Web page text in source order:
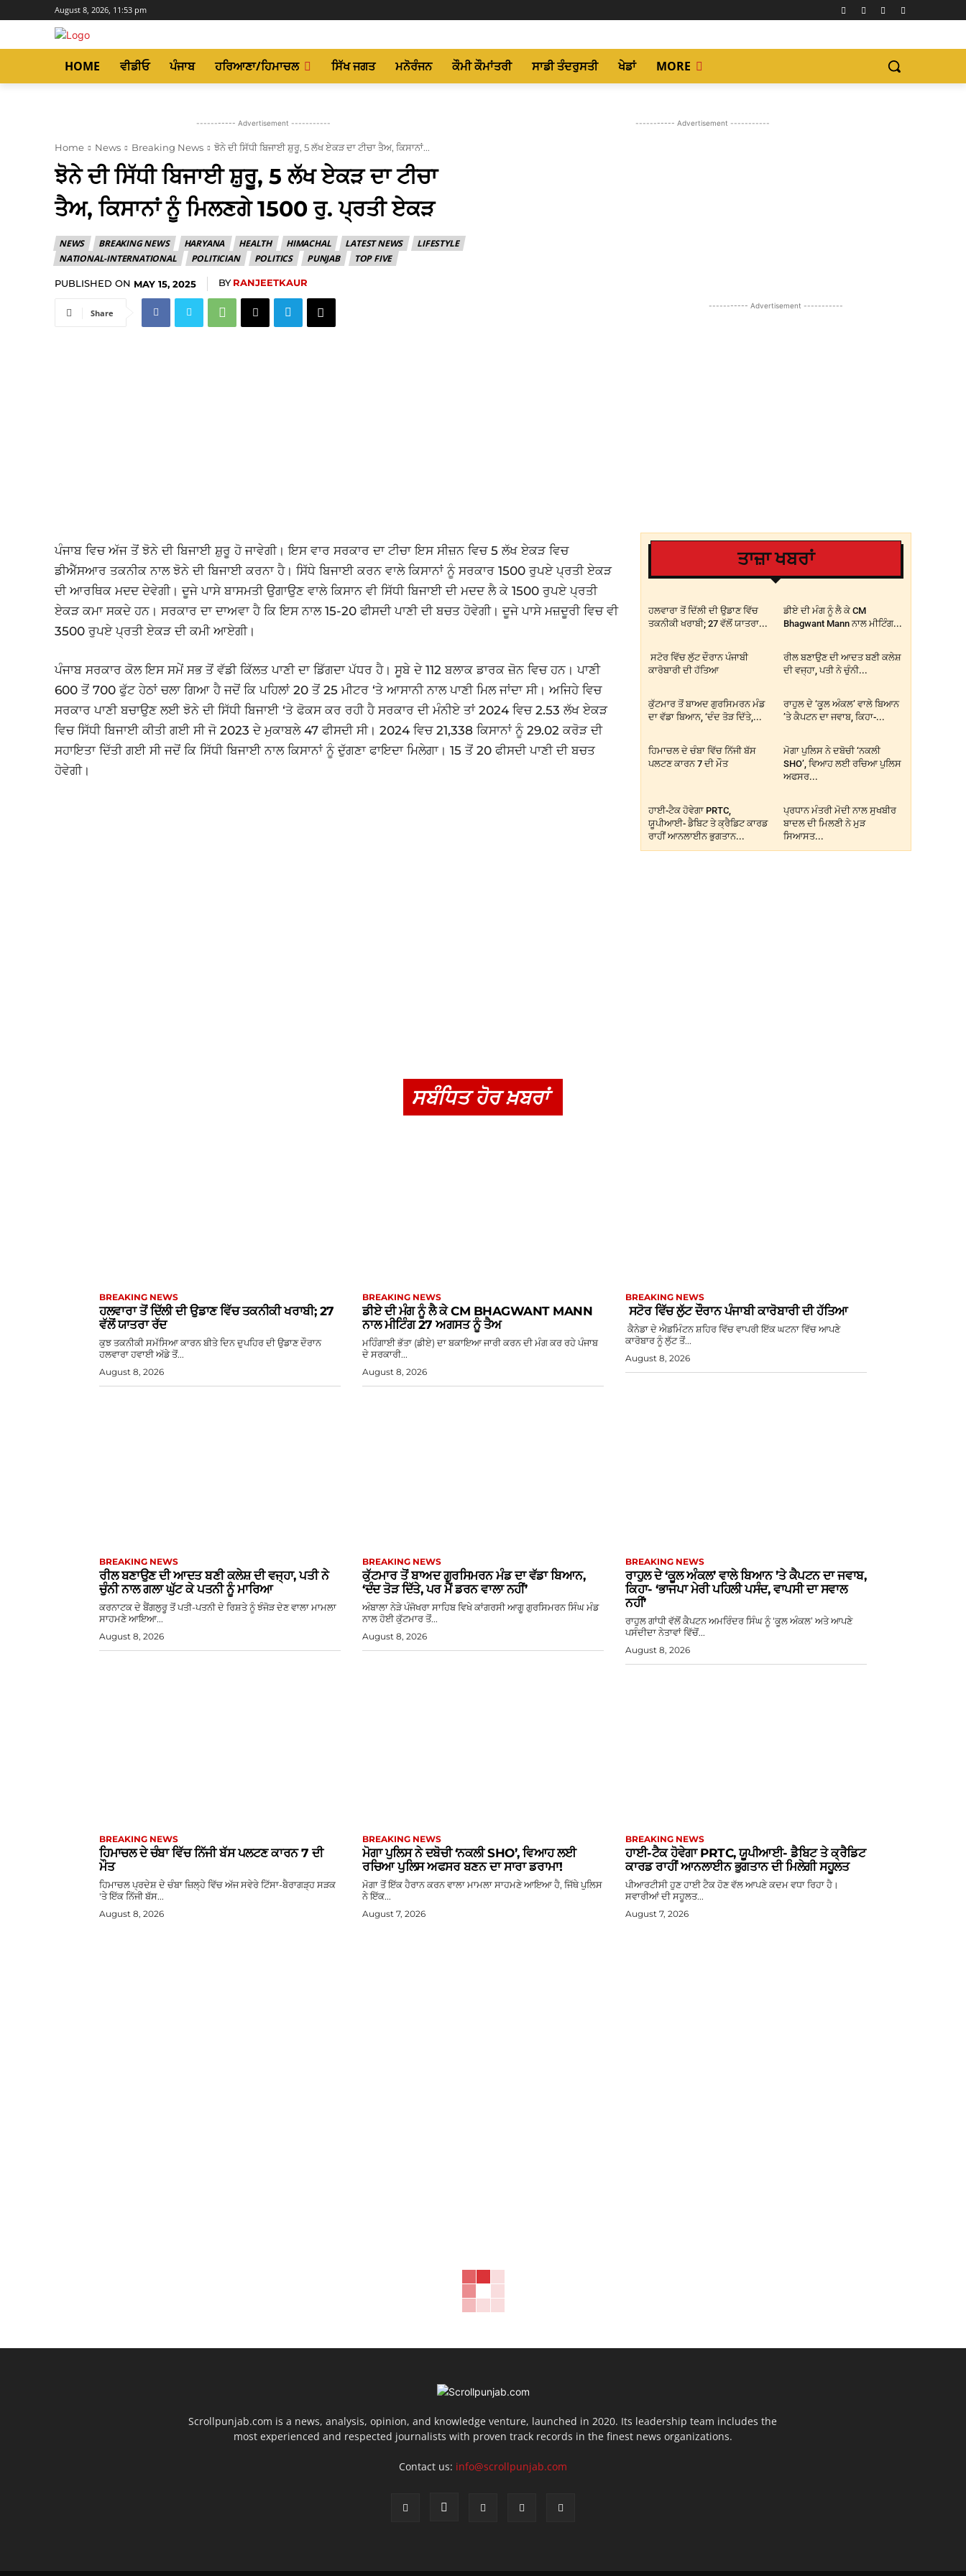
August 8, 2026, 11:53 pm
HOME ਵੀਡੀਓ ਪੰਜਾਬ ਹਰਿਆਣਾ/ਹਿਮਾਚਲ ਸਿੱਖ ਜਗਤ ਮਨੋਰੰਜਨ ਕੌਮੀ ਕੌਮਾਂਤਰੀ ਸਾਡੀ ਤੰਦਰੁਸਤੀ ਖੇਡਾਂ MORE
----------- Advertisement -----------
Home News Breaking News ਝੋਨੇ ਦੀ ਸਿੱਧੀ ਬਿਜਾਈ ਸ਼ੁਰੂ, 5 ਲੱਖ ਏਕੜ ਦਾ ਟੀਚਾ ਤੈਅ, ਕਿਸਾਨਾਂ...
ਝੋਨੇ ਦੀ ਸਿੱਧੀ ਬਿਜਾਈ ਸ਼ੁਰੂ, 5 ਲੱਖ ਏਕੜ ਦਾ ਟੀਚਾ
ਤੈਅ, ਕਿਸਾਨਾਂ ਨੂੰ ਮਿਲਣਗੇ 1500 ਰੁ. ਪ੍ਰਤੀ ਏਕੜ
NEWS BREAKING NEWS HARYANA HEALTH HIMACHAL LATEST NEWS
LIFESTYLE
NATIONAL-INTERNATIONAL
POLITICIAN POLITICS PUNJAB TOP FIVE
PUBLISHED ON MAY 15, 2025 BY RANJEETKAUR
----------- Advertisement -----------
Share
ਪੰਜਾਬ ਵਿਚ ਅੱਜ ਤੋਂ ਝੋਨੇ ਦੀ ਬਿਜਾਈ ਸ਼ੁਰੂ ਹੋ ਜਾਵੇਗੀ। ਇਸ ਵਾਰ ਸਰਕਾਰ ਦਾ ਟੀਚਾ ਇਸ ਸੀਜ਼ਨ ਵਿਚ 5 ਲੱਖ ਏਕੜ ਵਿਚ
ਡੀਐੱਸਆਰ ਤਕਨੀਕ ਨਾਲ ਝੋਨੇ ਦੀ ਬਿਜਾਈ ਕਰਨਾ ਹੈ। ਸਿੱਧੇ ਬਿਜਾਈ ਕਰਨ ਵਾਲੇ ਕਿਸਾਨਾਂ ਨੂੰ ਸਰਕਾਰ 1500 ਰੁਪਏ ਪ੍ਰਤੀ ਏਕੜ
ਦੀ ਆਰਥਿਕ ਮਦਦ ਦੇਵੇਗੀ। ਦੂਜੇ ਪਾਸੇ ਬਾਸਮਤੀ ਉਗਾਉਣ ਵਾਲੇ ਕਿਸਾਨ ਵੀ ਸਿੱਧੀ ਬਿਜਾਈ ਦੀ ਮਦਦ ਲੈ ਕੇ 1500 ਰੁਪਏ ਪ੍ਰਤੀ
ਏਕੜ ਕਮਾ ਸਕਦੇ ਹਨ। ਸਰਕਾਰ ਦਾ ਦਾਅਵਾ ਹੈ ਕਿ ਇਸ ਨਾਲ 15-20 ਫੀਸਦੀ ਪਾਣੀ ਦੀ ਬਚਤ ਹੋਵੇਗੀ। ਦੂਜੇ ਪਾਸੇ ਮਜ਼ਦੂਰੀ ਵਿਚ ਵੀ
3500 ਰੁਪਏ ਪ੍ਰਤੀ ਏਕੜ ਦੀ ਕਮੀ ਆਏਗੀ।
ਪੰਜਾਬ ਸਰਕਾਰ ਕੋਲ ਇਸ ਸਮੇਂ ਸਭ ਤੋਂ ਵੱਡੀ ਕਿੱਲਤ ਪਾਣੀ ਦਾ ਡਿੱਗਦਾ ਪੱਧਰ ਹੈ। ਸੂਬੇ ਦੇ 112 ਬਲਾਕ ਡਾਰਕ ਜ਼ੋਨ ਵਿਚ ਹਨ। ਪਾਣੀ
600 ਤੋਂ 700 ਫੁੱਟ ਹੇਠਾਂ ਚਲਾ ਗਿਆ ਹੈ ਜਦੋਂ ਕਿ ਪਹਿਲਾਂ 20 ਤੋਂ 25 ਮੀਟਰ ‘ਤੇ ਆਸਾਨੀ ਨਾਲ ਪਾਣੀ ਮਿਲ ਜਾਂਦਾ ਸੀ। ਅਜਿਹੇ ਵਿਚ
ਸਰਕਾਰ ਪਾਣੀ ਬਚਾਉਣ ਲਈ ਝੋਨੇ ਦੀ ਸਿੱਧੀ ਬਿਜਾਈ ‘ਤੇ ਫੋਕਸ ਕਰ ਰਹੀ ਹੈ ਸਰਕਾਰ ਦੀ ਮੰਨੀਏ ਤਾਂ 2024 ਵਿਚ 2.53 ਲੱਖ ਏਕੜ
ਵਿਚ ਸਿੱਧੀ ਬਿਜਾਈ ਕੀਤੀ ਗਈ ਸੀ ਜੋ 2023 ਦੇ ਮੁਕਾਬਲੇ 47 ਫੀਸਦੀ ਸੀ। 2024 ਵਿਚ 21,338 ਕਿਸਾਨਾਂ ਨੂੰ 29.02 ਕਰੋੜ ਦੀ
ਸਹਾਇਤਾ ਦਿੱਤੀ ਗਈ ਸੀ ਜਦੋਂ ਕਿ ਸਿੱਧੀ ਬਿਜਾਈ ਨਾਲ ਕਿਸਾਨਾਂ ਨੂੰ ਦੁੱਗਣਾ ਫਾਇਦਾ ਮਿਲੇਗਾ। 15 ਤੋਂ 20 ਫੀਸਦੀ ਪਾਣੀ ਦੀ ਬਚਤ
ਹੋਵੇਗੀ।
----------- Advertisement -----------
ਤਾਜ਼ਾ ਖਬਰਾਂ
ਹਲਵਾਰਾ ਤੋਂ ਦਿੱਲੀ ਦੀ ਉਡਾਣ ਵਿੱਚ
ਤਕਨੀਕੀ ਖਰਾਬੀ; 27 ਵੱਲੋਂ ਯਾਤਰਾ...
ਡੀਏ ਦੀ ਮੰਗ ਨੂੰ ਲੈ ਕੇ CM
Bhagwant Mann ਨਾਲ ਮੀਟਿੰਗ...
ਸਟੋਰ ਵਿੱਚ ਲੁੱਟ ਦੌਰਾਨ ਪੰਜਾਬੀ
ਕਾਰੋਬਾਰੀ ਦੀ ਹੱਤਿਆ
ਰੀਲ ਬਣਾਉਣ ਦੀ ਆਦਤ ਬਣੀ ਕਲੇਸ਼
ਦੀ ਵਜ੍ਹਾ, ਪਤੀ ਨੇ ਚੁੰਨੀ...
ਕੁੱਟਮਾਰ ਤੋਂ ਬਾਅਦ ਗੁਰਸਿਮਰਨ ਮੰਡ
ਦਾ ਵੱਡਾ ਬਿਆਨ, ‘ਦੰਦ ਤੋੜ ਦਿੱਤੇ,...
ਰਾਹੁਲ ਦੇ ‘ਕੂਲ ਅੰਕਲ’ ਵਾਲੇ ਬਿਆਨ
’ਤੇ ਕੈਪਟਨ ਦਾ ਜਵਾਬ, ਕਿਹਾ-...
ਹਿਮਾਚਲ ਦੇ ਚੰਬਾ ਵਿੱਚ ਨਿੱਜੀ ਬੱਸ
ਪਲਟਣ ਕਾਰਨ 7 ਦੀ ਮੌਤ
ਮੋਗਾ ਪੁਲਿਸ ਨੇ ਦਬੋਚੀ ‘ਨਕਲੀ
SHO’, ਵਿਆਹ ਲਈ ਰਚਿਆ ਪੁਲਿਸ
ਅਫਸਰ...
ਹਾਈ-ਟੈਕ ਹੋਵੇਗਾ PRTC,
ਯੂਪੀਆਈ- ਡੈਬਿਟ ਤੇ ਕ੍ਰੈਡਿਟ ਕਾਰਡ
ਰਾਹੀਂ ਆਨਲਾਈਨ ਭੁਗਤਾਨ...
ਪ੍ਰਧਾਨ ਮੰਤਰੀ ਮੋਦੀ ਨਾਲ ਸੁਖਬੀਰ
ਬਾਦਲ ਦੀ ਮਿਲਣੀ ਨੇ ਮੁੜ
ਸਿਆਸਤ...
ਸਬੰਧਿਤ ਹੋਰ ਖ਼ਬਰਾਂ
BREAKING NEWS
ਹਲਵਾਰਾ ਤੋਂ ਦਿੱਲੀ ਦੀ ਉਡਾਣ ਵਿੱਚ ਤਕਨੀਕੀ ਖਰਾਬੀ; 27
ਵੱਲੋਂ ਯਾਤਰਾ ਰੱਦ
ਕੁਝ ਤਕਨੀਕੀ ਸਮੱਸਿਆ ਕਾਰਨ ਬੀਤੇ ਦਿਨ ਦੁਪਹਿਰ ਦੀ ਉਡਾਣ ਦੌਰਾਨ
ਹਲਵਾਰਾ ਹਵਾਈ ਅੱਡੇ ਤੋਂ...
August 8, 2026
BREAKING NEWS
ਡੀਏ ਦੀ ਮੰਗ ਨੂੰ ਲੈ ਕੇ CM BHAGWANT MANN
ਨਾਲ ਮੀਟਿੰਗ 27 ਅਗਸਤ ਨੂੰ ਤੈਅ
ਮਹਿੰਗਾਈ ਭੱਤਾ (ਡੀਏ) ਦਾ ਬਕਾਇਆ ਜਾਰੀ ਕਰਨ ਦੀ ਮੰਗ ਕਰ ਰਹੇ ਪੰਜਾਬ
ਦੇ ਸਰਕਾਰੀ...
August 8, 2026
BREAKING NEWS
ਸਟੋਰ ਵਿੱਚ ਲੁੱਟ ਦੌਰਾਨ ਪੰਜਾਬੀ ਕਾਰੋਬਾਰੀ ਦੀ ਹੱਤਿਆ
ਕੈਨੇਡਾ ਦੇ ਐਡਮਿੰਟਨ ਸ਼ਹਿਰ ਵਿੱਚ ਵਾਪਰੀ ਇੱਕ ਘਟਨਾ ਵਿੱਚ ਆਪਣੇ
ਕਾਰੋਬਾਰ ਨੂੰ ਲੁੱਟ ਤੋਂ...
August 8, 2026
BREAKING NEWS
ਰੀਲ ਬਣਾਉਣ ਦੀ ਆਦਤ ਬਣੀ ਕਲੇਸ਼ ਦੀ ਵਜ੍ਹਾ, ਪਤੀ ਨੇ
ਚੁੰਨੀ ਨਾਲ ਗਲਾ ਘੁੱਟ ਕੇ ਪਤਨੀ ਨੂੰ ਮਾਰਿਆ
ਕਰਨਾਟਕ ਦੇ ਬੈਂਗਲੁਰੂ ਤੋਂ ਪਤੀ-ਪਤਨੀ ਦੇ ਰਿਸ਼ਤੇ ਨੂੰ ਝੰਜੋੜ ਦੇਣ ਵਾਲਾ ਮਾਮਲਾ
ਸਾਹਮਣੇ ਆਇਆ...
August 8, 2026
BREAKING NEWS
ਕੁੱਟਮਾਰ ਤੋਂ ਬਾਅਦ ਗੁਰਸਿਮਰਨ ਮੰਡ ਦਾ ਵੱਡਾ ਬਿਆਨ,
‘ਦੰਦ ਤੋੜ ਦਿੱਤੇ, ਪਰ ਮੈਂ ਡਰਨ ਵਾਲਾ ਨਹੀਂ’
ਅੰਬਾਲਾ ਨੇੜੇ ਪੰਜੋਖਰਾ ਸਾਹਿਬ ਵਿਖੇ ਕਾਂਗਰਸੀ ਆਗੂ ਗੁਰਸਿਮਰਨ ਸਿੰਘ ਮੰਡ
ਨਾਲ ਹੋਈ ਕੁੱਟਮਾਰ ਤੋਂ...
August 8, 2026
BREAKING NEWS
ਰਾਹੁਲ ਦੇ ‘ਕੂਲ ਅੰਕਲ’ ਵਾਲੇ ਬਿਆਨ ’ਤੇ ਕੈਪਟਨ ਦਾ ਜਵਾਬ,
ਕਿਹਾ- ‘ਭਾਜਪਾ ਮੇਰੀ ਪਹਿਲੀ ਪਸੰਦ, ਵਾਪਸੀ ਦਾ ਸਵਾਲ
ਨਹੀਂ’
ਰਾਹੁਲ ਗਾਂਧੀ ਵੱਲੋਂ ਕੈਪਟਨ ਅਮਰਿੰਦਰ ਸਿੰਘ ਨੂੰ ‘ਕੂਲ ਅੰਕਲ’ ਅਤੇ ਆਪਣੇ
ਪਸੰਦੀਦਾ ਨੇਤਾਵਾਂ ਵਿੱਚੋਂ...
August 8, 2026
BREAKING NEWS
ਹਿਮਾਚਲ ਦੇ ਚੰਬਾ ਵਿੱਚ ਨਿੱਜੀ ਬੱਸ ਪਲਟਣ ਕਾਰਨ 7 ਦੀ
ਮੌਤ
ਹਿਮਾਚਲ ਪ੍ਰਦੇਸ਼ ਦੇ ਚੰਬਾ ਜ਼ਿਲ੍ਹੇ ਵਿੱਚ ਅੱਜ ਸਵੇਰੇ ਟਿੱਸਾ-ਬੈਰਾਗੜ੍ਹ ਸੜਕ
'ਤੇ ਇੱਕ ਨਿੱਜੀ ਬੱਸ...
August 8, 2026
BREAKING NEWS
ਮੋਗਾ ਪੁਲਿਸ ਨੇ ਦਬੋਚੀ ‘ਨਕਲੀ SHO’, ਵਿਆਹ ਲਈ
ਰਚਿਆ ਪੁਲਿਸ ਅਫਸਰ ਬਣਨ ਦਾ ਸਾਰਾ ਡਰਾਮਾ!
ਮੋਗਾ ਤੋਂ ਇੱਕ ਹੈਰਾਨ ਕਰਨ ਵਾਲਾ ਮਾਮਲਾ ਸਾਹਮਣੇ ਆਇਆ ਹੈ, ਜਿੱਥੇ ਪੁਲਿਸ
ਨੇ ਇੱਕ...
August 7, 2026
BREAKING NEWS
ਹਾਈ-ਟੈਕ ਹੋਵੇਗਾ PRTC, ਯੂਪੀਆਈ- ਡੈਬਿਟ ਤੇ ਕ੍ਰੈਡਿਟ
ਕਾਰਡ ਰਾਹੀਂ ਆਨਲਾਈਨ ਭੁਗਤਾਨ ਦੀ ਮਿਲੇਗੀ ਸਹੂਲਤ
ਪੀਆਰਟੀਸੀ ਹੁਣ ਹਾਈ ਟੈਕ ਹੋਣ ਵੱਲ ਆਪਣੇ ਕਦਮ ਵਧਾ ਰਿਹਾ ਹੈ।
ਸਵਾਰੀਆਂ ਦੀ ਸਹੂਲਤ...
August 7, 2026
Scrollpunjab.com is a news, analysis, opinion, and knowledge venture, launched in 2020. Its leadership team includes the
most experienced and respected journalists with proven track records in the finest news organizations.
Contact us: info@scrollpunjab.com